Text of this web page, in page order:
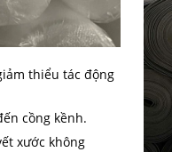
thiểu tác động
cồng kềnh.
xước không